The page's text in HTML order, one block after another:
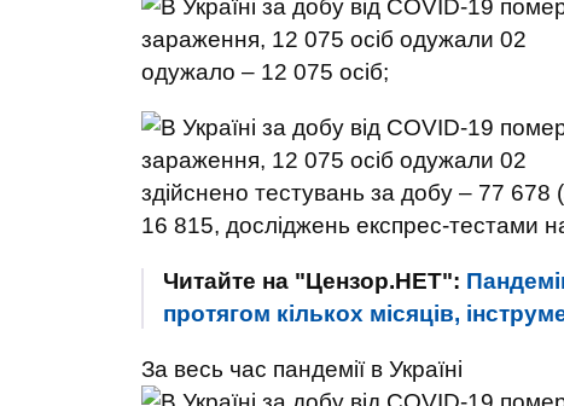
одужало – 12 075 осіб;
здійснено тестувань за добу – 77
16 815, досліджень експрес-тестами
Читайте на "Цензор.НЕТ":
протягом кількох місяців,
За весь час пандемії в Україні